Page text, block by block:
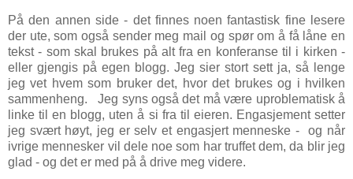
På den annen side - det finnes noen fantastisk fine lesere
der ute, som også sender meg mail og spør om å få låne en
tekst - som skal brukes på alt fra en konferanse til i kirken -
eller gjengis på egen blogg. Jeg sier stort sett ja, så lenge
jeg vet hvem som bruker det, hvor det brukes og i hvilken
sammenheng. Jeg syns også det må være uproblematisk å
linke til en blogg, uten å si fra til eieren. Engasjement setter
jeg svært høyt, jeg er selv et engasjert menneske - og når
ivrige mennesker vil dele noe som har truffet dem, da blir jeg
glad - og det er med på å drive meg videre.